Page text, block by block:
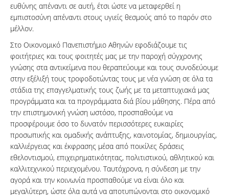
ευθύνης απέναντι σε αυτή, έτσι ώστε να μεταφερθεί η
εμπιστοσύνη απέναντι στους υγιείς θεσμούς από το παρόν στο
μέλλον.
Στο Οικονομικό Πανεπιστήμιο Αθηνών εφοδιάζουμε τις
φοιτήτριες και τους φοιτητές μας με την παροχή σύγχρονης
γνώσης στα αντικείμενα που θεραπεύουμε και τους συνοδεύουμε
στην εξέλιξή τους τροφοδοτώντας τους με νέα γνώση σε όλα τα
στάδια της επαγγελματικής τους ζωής με τα μεταπτυχιακά μας
προγράμματα και τα προγράμματα διά βίου μάθησης. Πέρα από
την επιστημονική γνώση ωστόσο, προσπαθούμε να
προσφέρουμε όσο το δυνατόν περισσότερες ευκαιρίες
προσωπικής και ομαδικής ανάπτυξης, καινοτομίας, δημιουργίας,
καλλιέργειας και έκφρασης μέσα από ποικίλες δράσεις
εθελοντισμού, επιχειρηματικότητας, πολιτιστικού, αθλητικού και
καλλιτεχνικού περιεχομένου. Ταυτόχρονα, η σύνδεση με την
αγορά και την κοινωνία προσπαθούμε να είναι όλο και
μεγαλύτερη, ώστε όλα αυτά να αποτυπώνονται στο οικονομικό